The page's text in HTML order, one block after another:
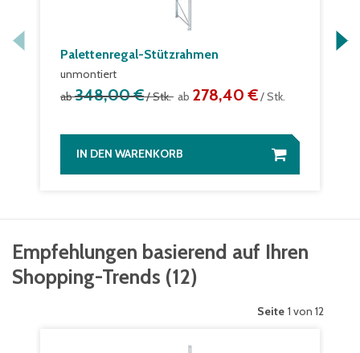
Palettenregal-Stützrahmen
unmontiert
ab348,00 €/ Stk. ab 278,40 €/ Stk.
IN DEN WARENKORB
Empfehlungen basierend auf Ihren
Shopping-Trends (12)
Seite 1 von 12